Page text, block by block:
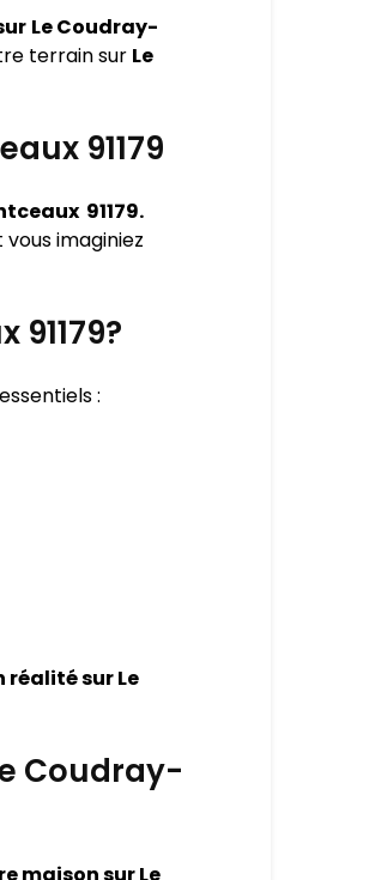
Le Coudray-
terrain sur Le
91179
91179.
imaginiez
:
sur Le
Coudray-